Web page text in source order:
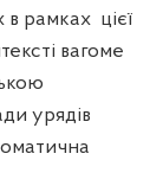
в рамках цієї
вагоме
урядів